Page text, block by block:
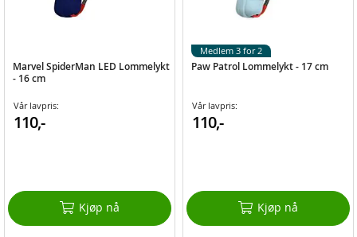
Marvel SpiderMan LED Lommelykt
- 16 cm
Vår lavpris:
110,-
Kjøp nå
Paw Patrol Lommelykt - 17 cm
Vår lavpris:
110,-
Kjøp nå
Medlem 3 for 2